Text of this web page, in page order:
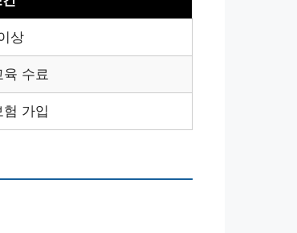
상
수료
가입